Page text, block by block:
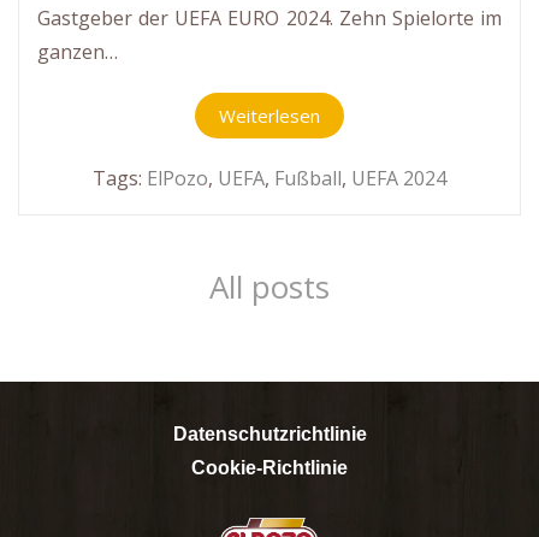
Gastgeber der UEFA EURO 2024. Zehn Spielorte im
ganzen…
Weiterlesen
Tags: ElPozo, UEFA, Fußball, UEFA 2024
All posts
Datenschutzrichtlinie
Cookie-Richtlinie